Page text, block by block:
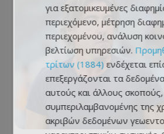
για εξατομικευμένες
περιεχόμενο, μέτρηση
περιεχομένου, ανάλυση
βελτίωση υπηρεσιών.
τρίτων (1884) ενδέχεται
επεξεργάζονται τα
αυτούς και άλλους σκοπούς,
συμπεριλαμβανομένης της
ακριβών δεδομένων